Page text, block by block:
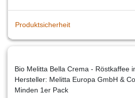
Produktsicherheit
Bio Melitta Bella Crema - Röstkaffee
Hersteller: Melitta Europa GmbH &
Minden 1er Pack